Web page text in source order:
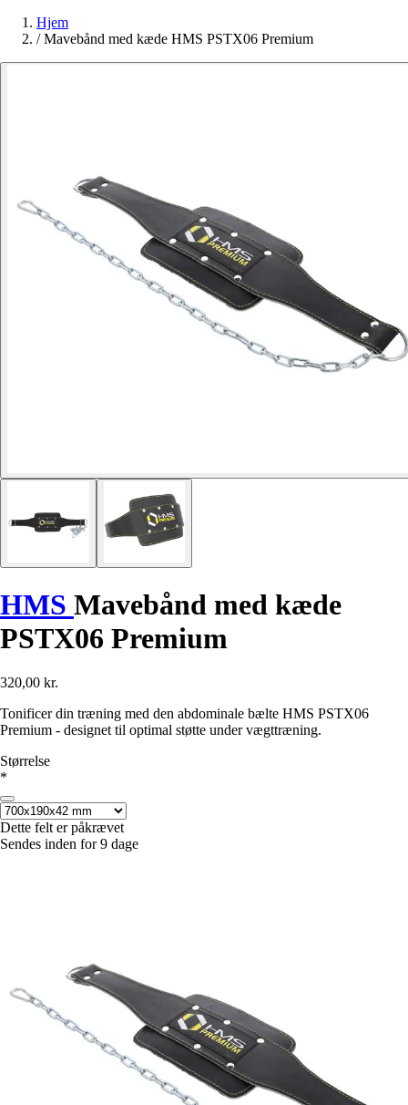
Hjem
/ Mavebånd med kæde HMS PSTX06 Premium
HMS Mavebånd med kæde
PSTX06 Premium
320,00 kr.
Tonificer din træning med den abdominale bælte HMS PSTX06
Premium - designet til optimal støtte under vægttræning.
Størrelse
*
Dette felt er påkrævet
Sendes inden for 9 dage